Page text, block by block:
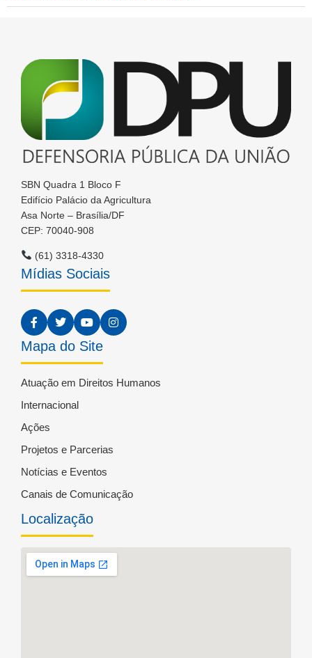
SBN Quadra 1 Bloco F
Edifício Palácio da Agricultura
Asa Norte – Brasília/DF
CEP: 70040-908
(61) 3318-4330
Mídias Sociais
Mapa do Site
Atuação em Direitos Humanos
Internacional
Ações
Projetos e Parcerias
Notícias e Eventos
Canais de Comunicação
Localização